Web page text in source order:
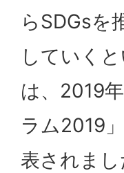
らSDGsを
していく
は、2019
ラム2019
表されま